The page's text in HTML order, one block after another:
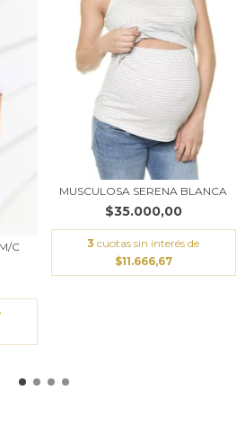
C
MUSCULOSA SERENA BLANCA
$35.000,00
3 cuotas sin interés de
$11.666,67